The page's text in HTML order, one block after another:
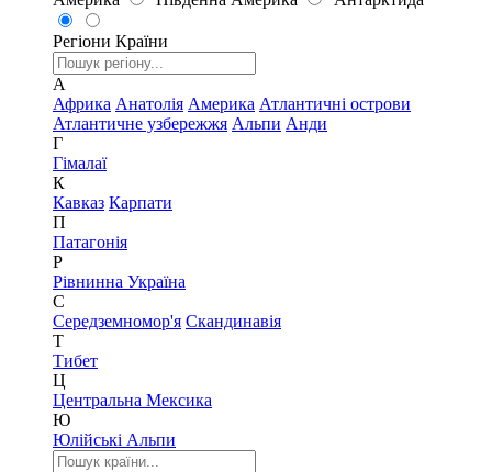
Регіони Країни
А
Африка Анатолія Америка Атлантичні острови
Атлантичне узбережжя Альпи Анди
Г
Гімалаї
К
Кавказ Карпати
П
Патагонія
Р
Рівнинна Україна
С
Середземномор'я Скандинавія
Т
Тибет
Ц
Центральна Мексика
Ю
Юлійські Альпи